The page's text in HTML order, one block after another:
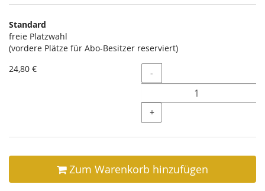
Produkte
Unkategorisierte
Produkte
Standard
freie Platzwahl
(vordere Plätze für Abo-Besitzer reserviert)
24,80 €
Menge
-
+
Zum Warenkorb hinzufügen